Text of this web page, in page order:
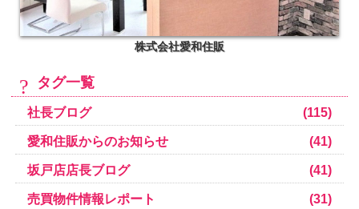
株式会社愛和住販
タグ一覧
社長ブログ (115)
愛和住販からのお知らせ (41)
坂戸店店長ブログ (41)
売買物件情報レポート (31)